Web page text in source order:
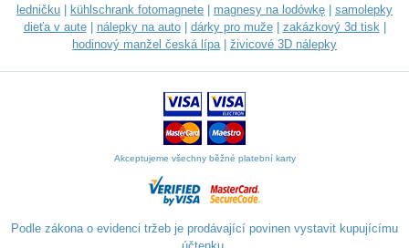
ledničku
kühlschrank fotomagnete magnesy na lodówkę
samolepky
dieťa v aute| nálepky na auto| dárky pro muže| zakázkový 3d tisk|
hodinový manžel česká lípa| živicové 3D nálepky
Akceptujeme všechny běžné platební karty
Podle zákona o evidenci tržeb je prodávající povinen vystavit kupujícímu